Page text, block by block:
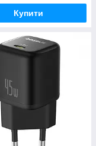
Купити